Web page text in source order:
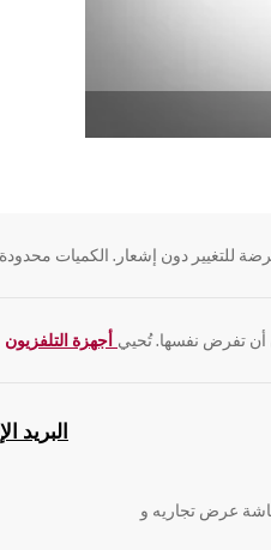
للتغيير دون إشعار. الكميات
أن تفرض نفسها. تُحيي أجهزة التلفزيون
عرض تجاريه و
البريد